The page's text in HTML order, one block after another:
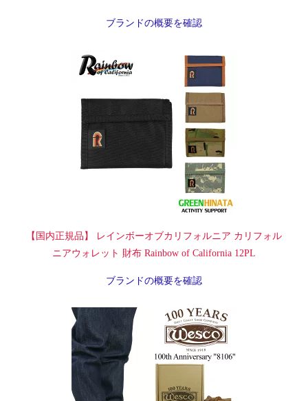
ブランドの概要を確認
【国内正規品】 レインボーオブカリフォルニア カリフォル
ニアウォレット 財布 Rainbow of California 12PL
ブランドの概要を確認